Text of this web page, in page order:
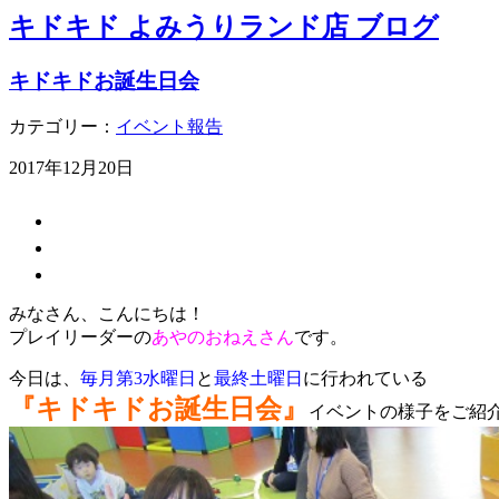
キドキド よみうりランド店 ブログ
キドキドお誕生日会
カテゴリー： イベント報告
2017年12月20日
みなさん、こんにちは！
プレイリーダーのあやのおねえさんです。
今日は、 毎月第3水曜日 と最終土曜日 に行われている
『キドキドお誕生日会』 イベントの様子をご紹